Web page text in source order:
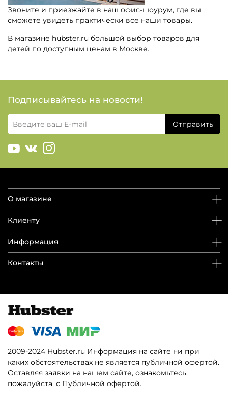
Звоните и приезжайте в наш офис-шоурум, где вы
сможете увидеть практически все наши товары.
В магазине hubster.ru большой выбор товаров для
детей по доступным ценам в Москве.
Подписывайтесь на новости!
Отправить
О магазине
Клиенту
Информация
Контакты
2009-2024 Hubster.ru Информация на сайте ни при
каких обстоятельствах не является публичной офертой.
Оставляя заявки на нашем сайте, ознакомьтесь,
пожалуйста, с Публичной офертой.